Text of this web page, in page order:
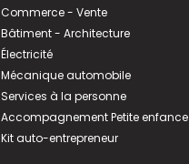
Commerce - Vente
Bâtiment - Architecture
Électricité
Mécanique automobile
Services à la personne
Accompagnement Petite enfance
Kit auto-entrepreneur